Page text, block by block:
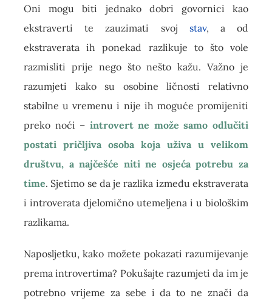
Oni mogu biti jednako dobri govornici kao
ekstraverti te zauzimati svoj stav, a od
ekstraverata ih ponekad razlikuje to što vole
razmisliti prije nego što nešto kažu. Važno je
razumjeti kako su osobine ličnosti relativno
stabilne u vremenu i nije ih moguće promijeniti
preko noći – introvert ne može samo odlučiti
postati pričljiva osoba koja uživa u velikom
društvu, a najčešće niti ne osjeća potrebu za
time. Sjetimo se da je razlika između ekstraverata
i introverata djelomično utemeljena i u biološkim
razlikama.
Naposljetku, kako možete pokazati razumijevanje
prema introvertima? Pokušajte razumjeti da im je
potrebno vrijeme za sebe i da to ne znači da